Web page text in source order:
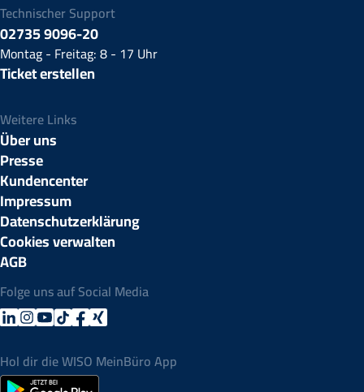
Technischer Support
02735 9096-20
Montag - Freitag: 8 - 17 Uhr
Ticket erstellen
Weitere Links
Über uns
Presse
Kundencenter
Impressum
Datenschutzerklärung
Cookies verwalten
AGB
Folge uns auf Social Media
Hol dir die WISO MeinBüro App